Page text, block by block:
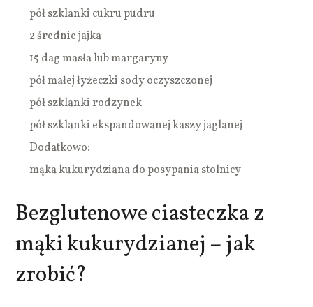
pół szklanki cukru pudru
2 średnie jajka
15 dag masła lub margaryny
pół małej łyżeczki sody oczyszczonej
pół szklanki rodzynek
pół szklanki ekspandowanej kaszy jaglanej
Dodatkowo:
mąka kukurydziana do posypania stolnicy
Bezglutenowe ciasteczka z
mąki kukurydzianej – jak
zrobić?